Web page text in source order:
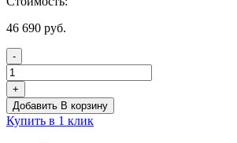
46 690 руб.
-
Количество
товара
Комплексное
настенное
решение
+
Добавить В корзину
Купить в 1 клик